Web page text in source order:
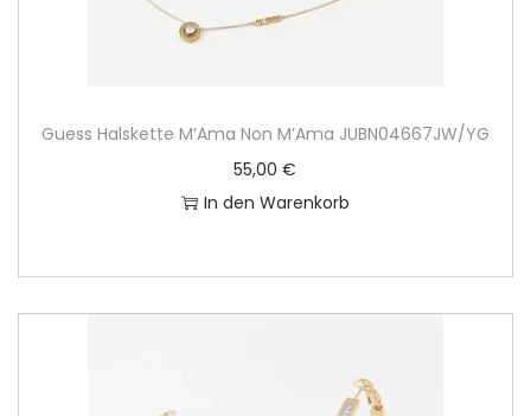
Guess Halskette M’Ama Non M’Ama JUBN04667JW/YG
55,00€
In den Warenkorb